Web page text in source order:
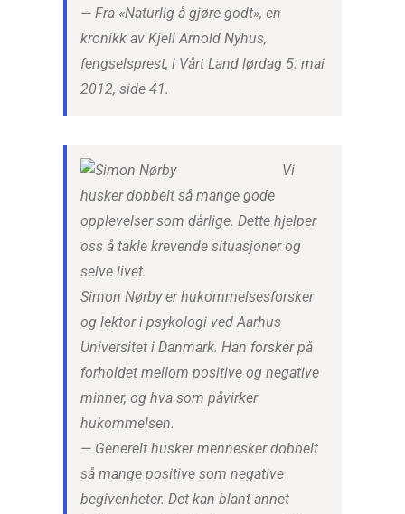
— Fra «Naturlig å gjøre godt», en
kronikk av Kjell Arnold Nyhus,
fengselsprest, i Vårt Land lørdag 5. mai
2012, side 41.
Vi
husker dobbelt så mange gode
opplevelser som dårlige. Dette hjelper
oss å takle krevende situasjoner og
selve livet.
Simon Nørby er hukommelsesforsker
og lektor i psykologi ved Aarhus
Universitet i Danmark. Han forsker på
forholdet mellom positive og negative
minner, og hva som påvirker
hukommelsen.
— Generelt husker mennesker dobbelt
så mange positive som negative
begivenheter. Det kan blant annet